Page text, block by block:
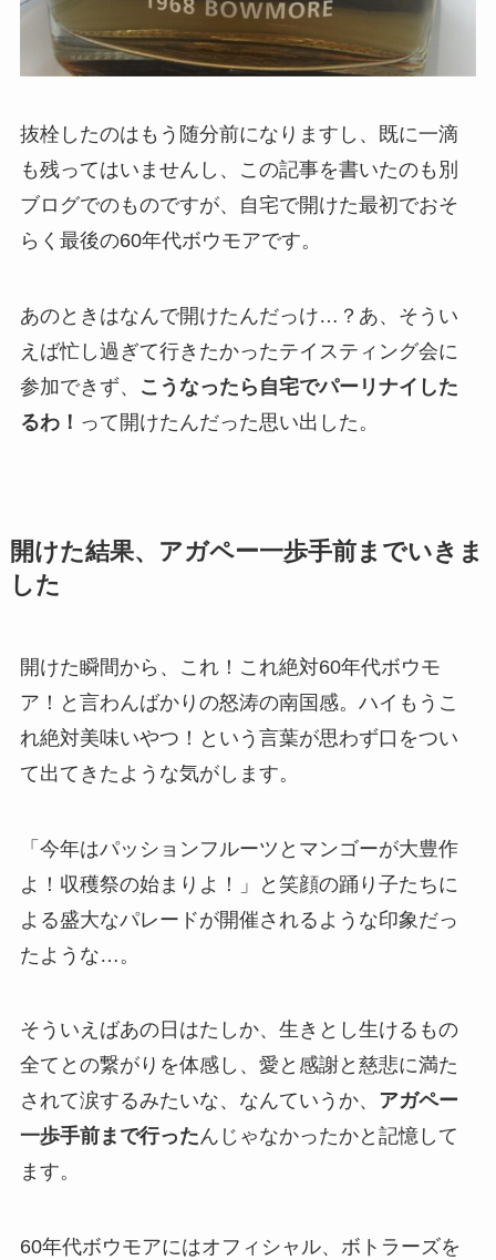
抜栓したのはもう随分前になりますし、既に一滴
も残ってはいませんし、この記事を書いたのも別
ブログでのものですが、自宅で開けた最初でおそ
らく最後の60年代ボウモアです。
あのときはなんで開けたんだっけ…？あ、そうい
えば忙し過ぎて行きたかったテイスティング会に
参加できず、
こうなったら自宅でパーリナイした
るわ！ って開けたんだった思い出した。
開けた結果、アガペー一歩手前までいきま
した
開けた瞬間から、これ！これ絶対60年代ボウモ
ア！と言わんばかりの怒涛の南国感。ハイもうこ
れ絶対美味いやつ！という言葉が思わず口をつい
て出てきたような気がします。
「今年はパッションフルーツとマンゴーが大豊作
よ！収穫祭の始まりよ！」と笑顔の踊り子たちに
よる盛大なパレードが開催されるような印象だっ
たような…。
そういえばあの日はたしか、生きとし生けるもの
全てとの繋がりを体感し、愛と感謝と慈悲に満た
されて涙するみたいな、なんていうか、 アガペー
一歩手前まで行ったんじゃなかったかと記憶して
ます。
60年代ボウモアにはオフィシャル、ボトラーズを